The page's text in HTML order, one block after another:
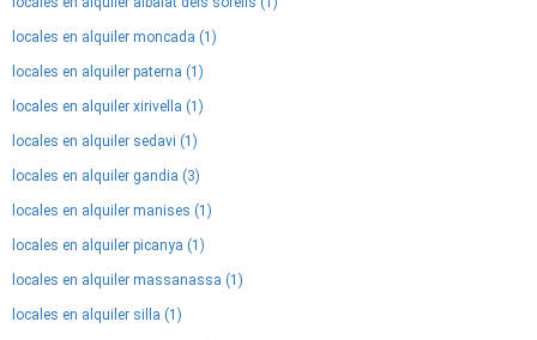
locales en alquiler moncada (1)
locales en alquiler paterna (1)
locales en alquiler xirivella (1)
locales en alquiler sedavi (1)
locales en alquiler gandia (3)
locales en alquiler manises (1)
locales en alquiler picanya (1)
locales en alquiler massanassa (1)
locales en alquiler silla (1)